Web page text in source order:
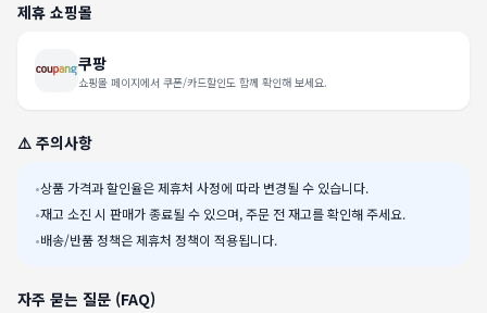
제휴 쇼핑몰
쿠팡
쇼핑몰 페이지에서 쿠폰/카드할인도 함께 확인해 보세요.
⚠️ 주의사항
•상품 가격과 할인율은 제휴처 사정에 따라 변경될 수 있습니다.
•재고 소진 시 판매가 종료될 수 있으며, 주문 전 재고를 확인해 주세요.
•배송/반품 정책은 제휴처 정책이 적용됩니다.
자주 묻는 질문 (FAQ)